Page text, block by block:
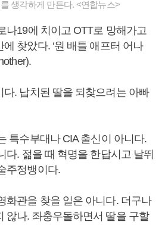
생각하게 만든다. <연합뉴스>
나19에 치이고 OTT로 망해가고
찾았다. ‘원 배틀 애프터 어나
다. 납치된 딸을 되찾으려는 아빠
특수부대나 CIA 출신이 아니다.
다. 젊을 때 혁명을 한답시고 날뛰
주정뱅이다.
화관을 찾을 일은 아니다. 더구나
않나. 좌충우돌하면서 딸을 구할